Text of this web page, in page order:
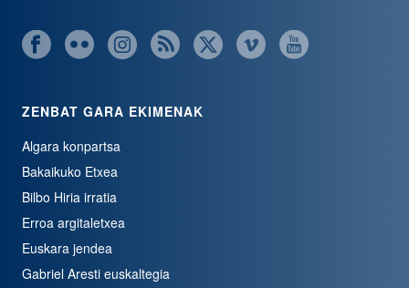
ZENBAT GARA EKIMENAK
Algara konpartsa
Bakaikuko Etxea
Bilbo Hiria irratia
Erroa argitaletxea
Euskara jendea
Gabriel Aresti euskaltegia